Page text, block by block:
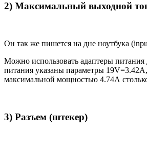
2) Максимальный выходной
Он так же пишется на дне ноутбука
Можно использовать адаптеры
питания указаны параметры
максимальной мощностью 4.74А
3) Разъем (штекер)